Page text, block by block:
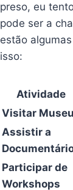
preso, eu
pode ser a
estão
isso:
Atividade
Visitar
Assistir a
Participar de
Workshops